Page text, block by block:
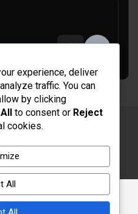
et Décoration
Horse
par :
experience, deliver
traffic. You can
by clicking
to consent or Reject
cookies.
All